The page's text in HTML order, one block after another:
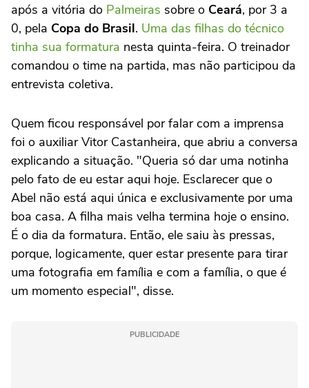
após a vitória do Palmeiras sobre o Ceará, por 3 a
0, pela Copa do Brasil. Uma das filhas do técnico
tinha sua formatura nesta quinta-feira. O treinador
comandou o time na partida, mas não participou da
entrevista coletiva.
Quem ficou responsável por falar com a imprensa
foi o auxiliar Vitor Castanheira, que abriu a conversa
explicando a situação. "Queria só dar uma notinha
pelo fato de eu estar aqui hoje. Esclarecer que o
Abel não está aqui única e exclusivamente por uma
boa casa. A filha mais velha termina hoje o ensino.
É o dia da formatura. Então, ele saiu às pressas,
porque, logicamente, quer estar presente para tirar
uma fotografia em família e com a família, o que é
um momento especial", disse.
PUBLICIDADE